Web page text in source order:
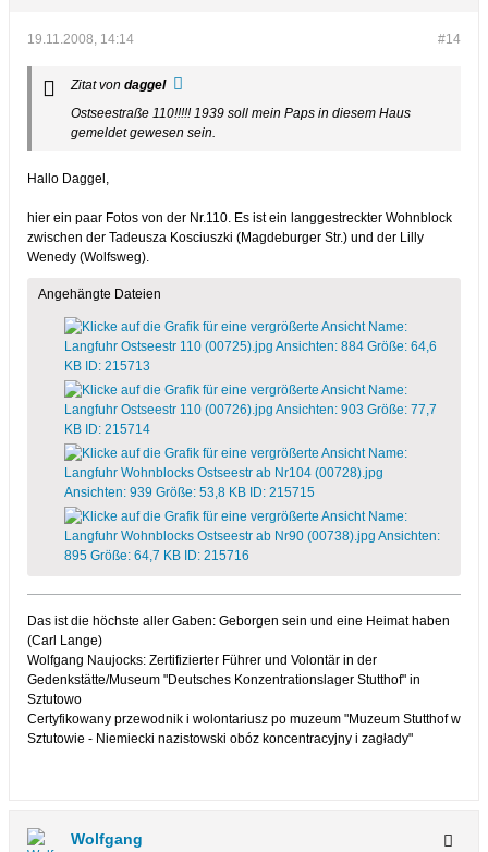
#14
19.11.2008, 14:14
Zitat von daggel
Ostseestraße 110!!!!! 1939 soll mein Paps in diesem Haus
gemeldet gewesen sein.
Hallo Daggel,
hier ein paar Fotos von der Nr.110. Es ist ein langgestreckter Wohnblock
zwischen der Tadeusza Kosciuszki (Magdeburger Str.) und der Lilly
Wenedy (Wolfsweg).
Angehängte Dateien
Das ist die höchste aller Gaben: Geborgen sein und eine Heimat haben
(Carl Lange)
Wolfgang Naujocks: Zertifizierter Führer und Volontär in der
Gedenkstätte/Museum "Deutsches Konzentrationslager Stutthof" in
Sztutowo
Certyfikowany przewodnik i wolontariusz po muzeum "Muzeum Stutthof w
Sztutowie - Niemiecki nazistowski obóz koncentracyjny i zagłady"
Wolfgang